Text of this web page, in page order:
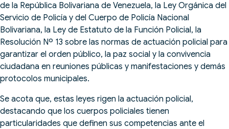
de la República Bolivariana de Venezuela, la Ley Orgánica del
Servicio de Policía y del Cuerpo de Policía Nacional
Bolivariana, la Ley de Estatuto de la Función Policial, la
Resolución Nº 13 sobre las normas de actuación policial para
garantizar el orden público, la paz social y la convivencia
ciudadana en reuniones públicas y manifestaciones y demás
protocolos municipales.
Se acota que, estas leyes rigen la actuación policial,
destacando que los cuerpos policiales tienen
particularidades que definen sus competencias ante el